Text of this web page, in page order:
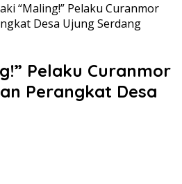
“Maling!” Pelaku Curanmor
Desa Ujung Serdang
Pelaku Curanmor
Perangkat Desa